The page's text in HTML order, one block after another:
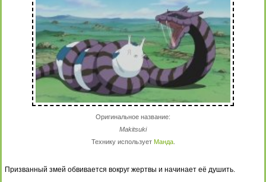
Оригинальное название:
Makitsuki
Технику использует Манда.
Призванный змей обвивается вокруг жертвы и начинает её душить.